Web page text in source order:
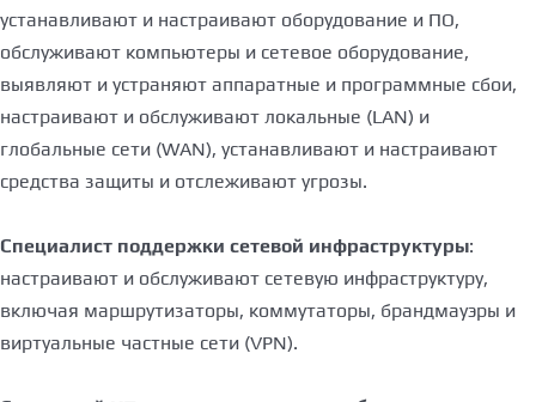
устанавливают и настраивают оборудование и ПО,
обслуживают компьютеры и сетевое оборудование,
выявляют и устраняют аппаратные и программные сбои,
настраивают и обслуживают локальные (LAN) и
глобальные сети (WAN), устанавливают и настраивают
средства защиты и отслеживают угрозы.
Специалист поддержки сетевой инфраструктуры:
настраивают и обслуживают сетевую инфраструктуру,
включая маршрутизаторы, коммутаторы, брандмауэры и
виртуальные частные сети (VPN).